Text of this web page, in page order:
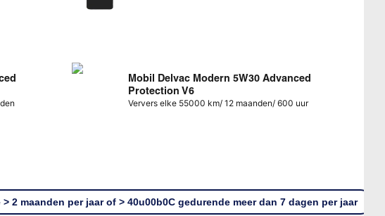
Mobil Delvac Modern 5W30 Advanced
Protection V6
Ververs elke 55000 km/ 12 maanden/ 600 uur
2 maanden per jaar of > 40u00b0C gedurende meer dan 7 dagen per jaar